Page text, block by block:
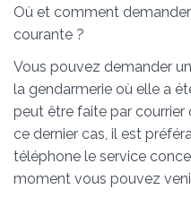
Où et comment
courante ?
Vous pouvez demander
la gendarmerie où elle a
peut être faite par courrier
ce dernier cas, il est
téléphone le service
moment vous pouvez